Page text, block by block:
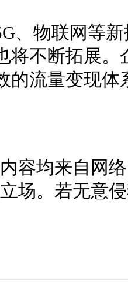
物联网等新
将不断拓展
的流量变现
内容均来自网
场。若无意